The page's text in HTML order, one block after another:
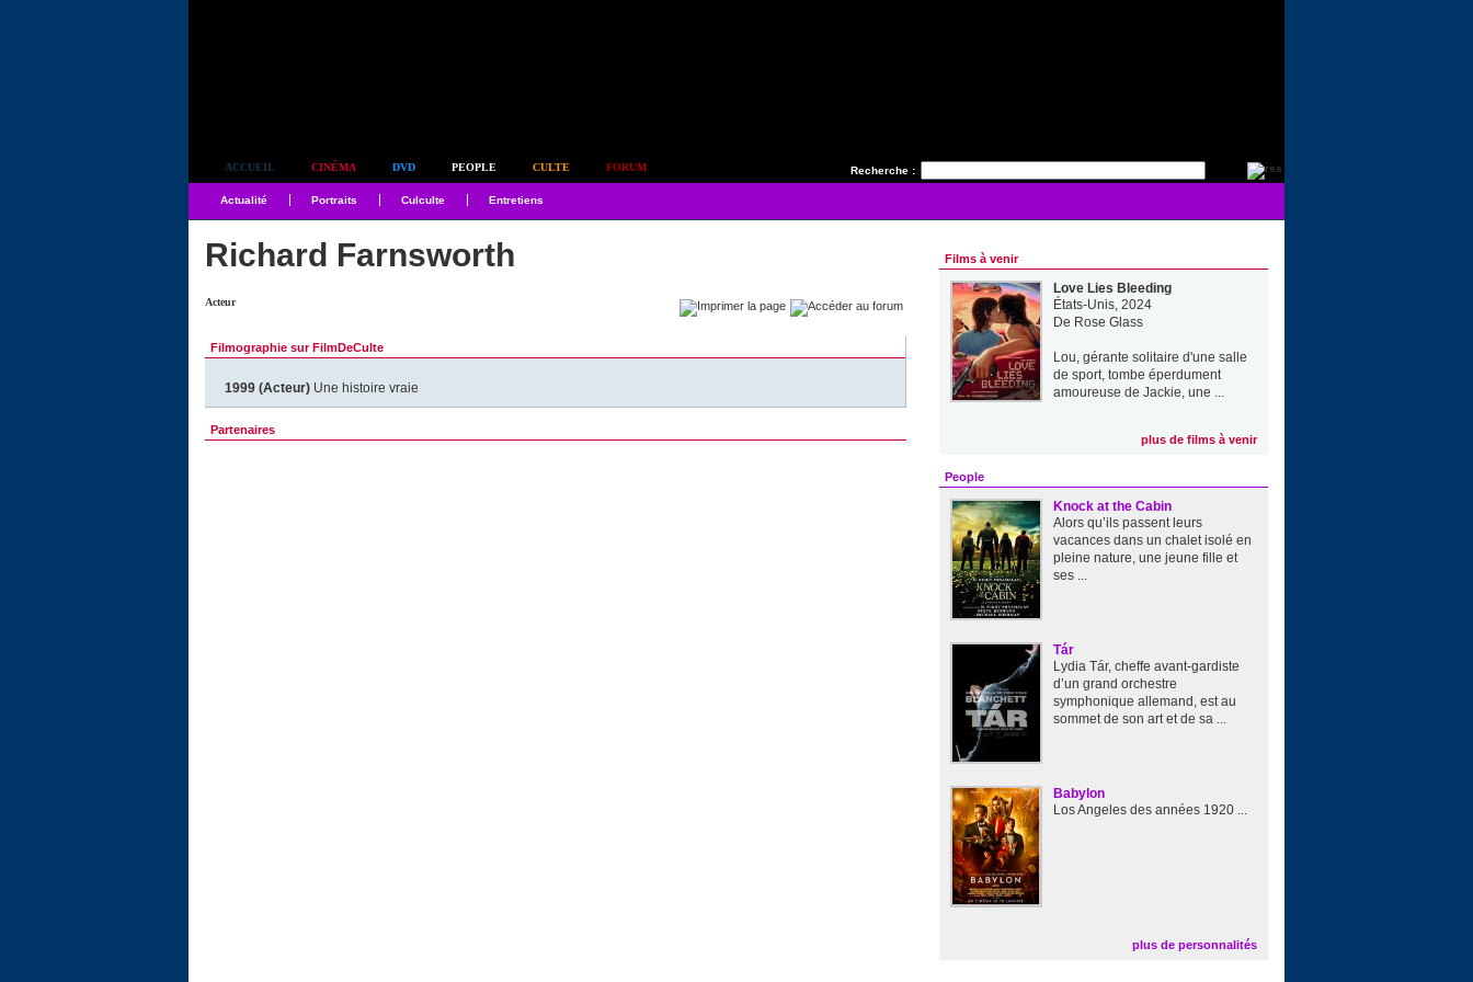
Recherche :
ACCUEIL CINÉMA DVD PEOPLE CULTE FORUM
Actualité Portraits Culculte Entretiens
Richard Farnsworth
Acteur
Filmographie sur FilmDeCulte
1999 (Acteur) Une histoire vraie
Partenaires
Films à venir
Love Lies Bleeding
États-Unis, 2024
De Rose Glass
Lou, gérante solitaire d'une salle
de sport, tombe éperdument
amoureuse de Jackie, une ...
plus de films à venir
People
Knock at the Cabin
Alors qu’ils passent leurs
vacances dans un chalet isolé en
pleine nature, une jeune fille et
ses ...
Tár
Lydia Tár, cheffe avant-gardiste
d’un grand orchestre
symphonique allemand, est au
sommet de son art et de sa ...
Babylon
Los Angeles des années 1920 ...
plus de personnalités